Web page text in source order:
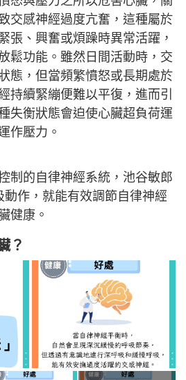
交感神經過度亢奮，這種屬於
張、興奮或煩躁時異常活躍，
鬆功能。雖然日間活動時，交
態，但當頻繁憤怒或長期處於
持續緊繃便難以平復，進而引
失衡狀態會迫使心臟超負荷運
作壓力。
制的自律神經系統，池谷敏郎
作，就能有效調節自律神經
健康。
？